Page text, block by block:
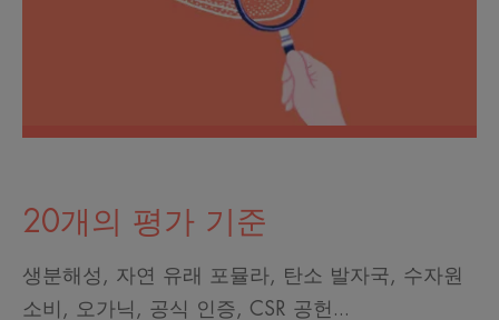
20개의 평가 기준
생분해성, 자연 유래 포뮬라, 탄소 발자국, 수자원
소비, 오가닉, 공식 인증, CSR 공헌...